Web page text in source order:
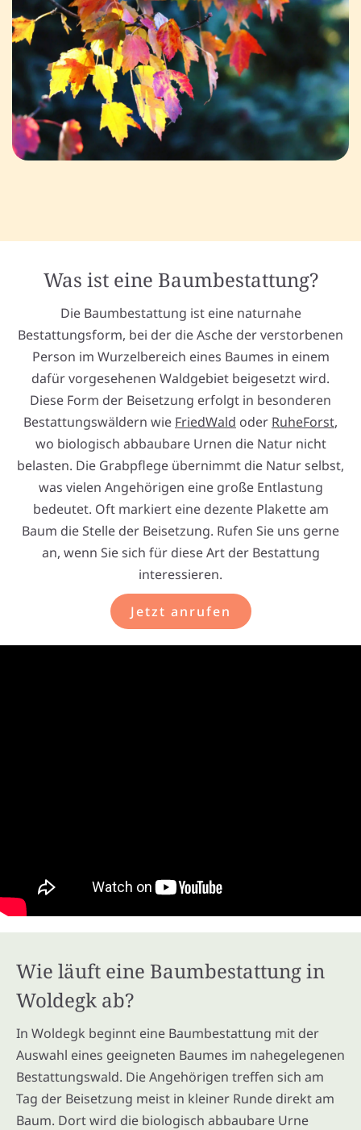
Was ist eine Baumbestattung?
Die Baumbestattung ist eine naturnahe
Bestattungsform, bei der die Asche der verstorbenen
Person im Wurzelbereich eines Baumes in einem
dafür vorgesehenen Waldgebiet beigesetzt wird.
Diese Form der Beisetzung erfolgt in besonderen
Bestattungswäldern wie FriedWald oder RuheForst,
wo biologisch abbaubare Urnen die Natur nicht
belasten. Die Grabpflege übernimmt die Natur selbst,
was vielen Angehörigen eine große Entlastung
bedeutet. Oft markiert eine dezente Plakette am
Baum die Stelle der Beisetzung. Rufen Sie uns gerne
an, wenn Sie sich für diese Art der Bestattung
interessieren.
Jetzt anrufen
Wie läuft eine Baumbestattung in
Woldegk ab?
In Woldegk beginnt eine Baumbestattung mit der
Auswahl eines geeigneten Baumes im nahegelegenen
Bestattungswald. Die Angehörigen treffen sich am
Tag der Beisetzung meist in kleiner Runde direkt am
Baum. Dort wird die biologisch abbaubare Urne